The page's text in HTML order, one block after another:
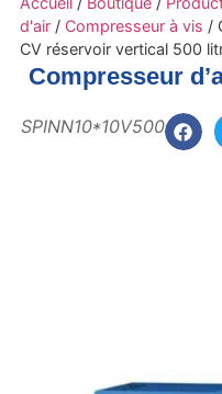
d'air/ Compresseur à vis /
CV réservoir vertical 500
Compresseur
SPINN10*10V500